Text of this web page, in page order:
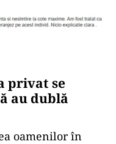
privat se
au dublă
oamenilor în